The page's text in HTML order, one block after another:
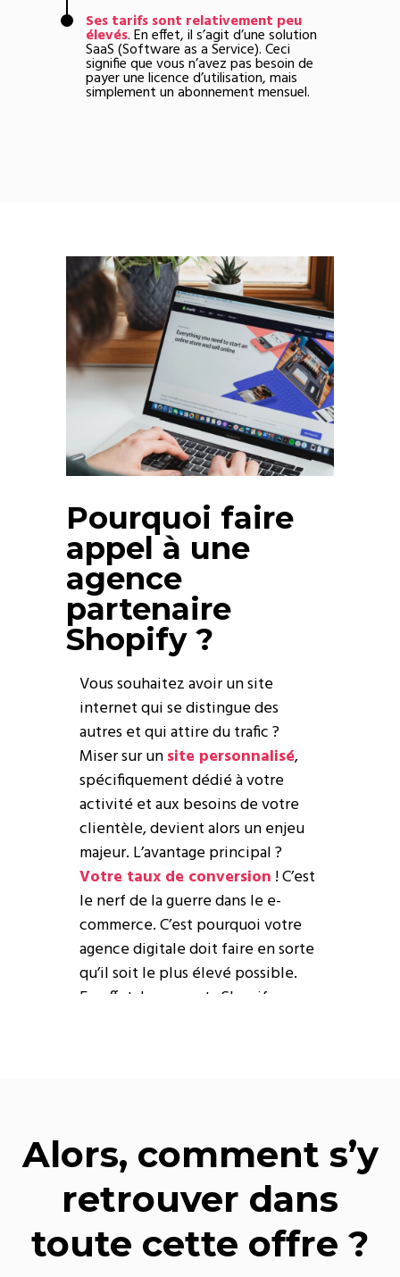
Ses tarifs sont relativement peu
élevés. En effet, il s’agit d’une solution
SaaS (Software as a Service). Ceci
signifie que vous n’avez pas besoin de
payer une licence d’utilisation, mais
simplement un abonnement mensuel.
Pourquoi faire
appel à une
agence
partenaire
Shopify ?
Vous souhaitez avoir un site
internet qui se distingue des
autres et qui attire du trafic ?
Miser sur unsite personnalisé,
spécifiquement dédié à votre
activité et aux besoins de votre
clientèle, devient alors un enjeu
majeur. L’avantage principal ?
Votre taux de conversion ! C’est
le nerf de la guerre dans le e-
commerce. C’est pourquoi votre
agence digitale doit faire en sorte
qu’il soit le plus élevé possible.
En effet, les experts Shopify ne
de votre catalogue.
Malgré tout, la prudence est de
mise : avec la multiplication des
boutiques en ligne, le nombre
d’agences digitales a également
augmenté. Les services offerts et
Alors, comment s’y
retrouver dans
toute cette offre ?